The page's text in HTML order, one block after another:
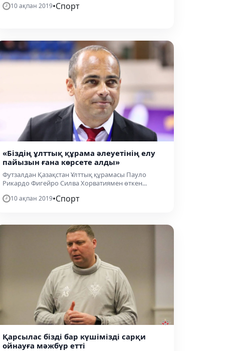
10 ақпан 2019•Спорт
«Біздің ұлттық құрама әлеуетінің елу
пайызын ғана көрсете алды»
Футзалдан Қазақстан Ұлттық құрамасы Пауло
Рикардо Фигейро Силва Хорватиямен өткен...
10 ақпан 2019•Спорт
Қарсылас бізді бар күшімізді сарқи
ойнауға мәжбүр етті